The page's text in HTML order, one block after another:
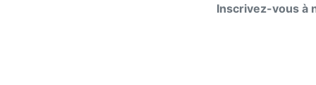
Inscrivez-vous à